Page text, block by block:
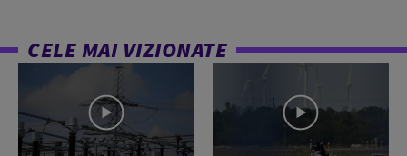
CELE MAI VIZIONATE